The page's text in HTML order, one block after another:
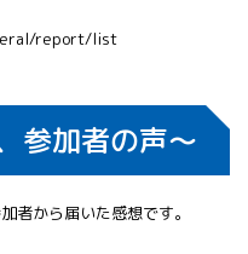
息で飛ばすほかにも、
report/list
参加者の声～
者から届いた感想です。